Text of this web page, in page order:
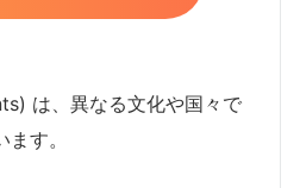
は、異なる文化や国々で
す。